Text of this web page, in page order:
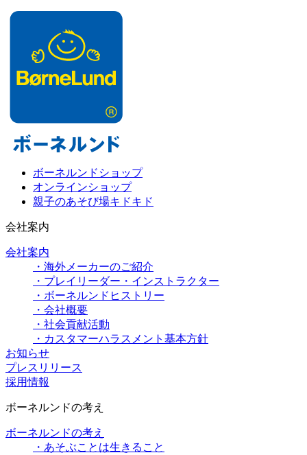
ボーネルンドショップ
オンラインショップ
親子のあそび場キドキド
会社案内
会社案内
・海外メーカーのご紹介
・プレイリーダー・インストラクター
・ボーネルンドヒストリー
・会社概要
・社会貢献活動
・カスタマーハラスメント基本方針
お知らせ
プレスリリース
採用情報
ボーネルンドの考え
ボーネルンドの考え
・あそぶことは生きること